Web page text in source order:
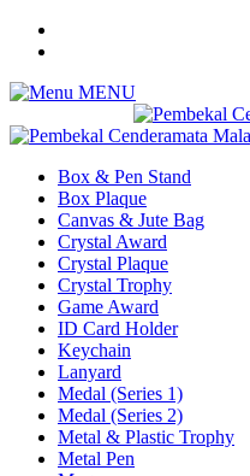
MENU
Box & Pen Stand
Box Plaque
Canvas & Jute Bag
Crystal Award
Crystal Plaque
Crystal Trophy
Game Award
ID Card Holder
Keychain
Lanyard
Medal (Series 1)
Medal (Series 2)
Metal & Plastic Trophy
Metal Pen